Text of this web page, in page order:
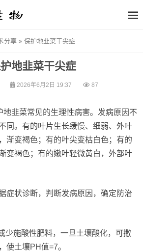
分享 » 保护地韭菜干尖症
地韭菜干尖症
2026年6月2日 19:37 87
韭菜常见的生理性病害。发病原因不
同。有的叶片生长缓慢、细弱、外叶
渐变褐色；有的叶尖变枯白色；有的
变褐色；有的嫩叶轻微黄白，外部叶
状诊断，判断发病原因，确定防治
施酸性肥料，一旦土壤酸化，可撒
使土壤PH值=7。